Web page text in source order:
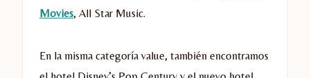
Movies, All Star Music.
En la misma categoría value, también encontramos